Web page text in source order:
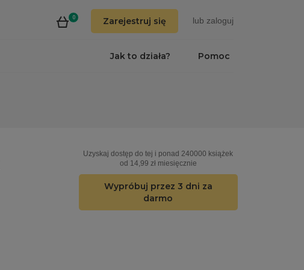
0 Zarejestruj się lub zaloguj
Pomoc
Jak to działa?
Uzyskaj dostęp do tej i ponad 240000 książek
od 14,99 zł miesięcznie
Wypróbuj przez 3 dni za
darmo